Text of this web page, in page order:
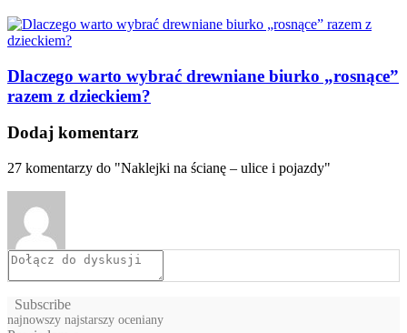
Dlaczego warto wybrać drewniane biurko „rosnące”
razem z dzieckiem?
Dodaj komentarz
27 komentarzy do "Naklejki na ścianę – ulice i pojazdy"
Subscribe
najnowszy najstarszy oceniany